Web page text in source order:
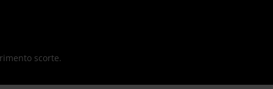
scorte.